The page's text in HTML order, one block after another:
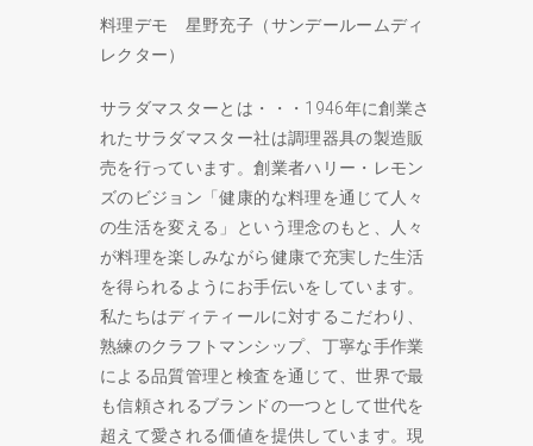
料理デモ 星野充子（サンデールームディ
レクター）
サラダマスターとは・・・1946年に創業さ
れたサラダマスター社は調理器具の製造販
売を行っています。創業者ハリー・レモン
ズのビジョン「健康的な料理を通じて人々
の生活を変える」という理念のもと、人々
が料理を楽しみながら健康で充実した生活
を得られるようにお手伝いをしています。
私たちはディティールに対するこだわり、
熟練のクラフトマンシップ、丁寧な手作業
による品質管理と検査を通じて、世界で最
も信頼されるブランドの一つとして世代を
超えて愛される価値を提供しています。現